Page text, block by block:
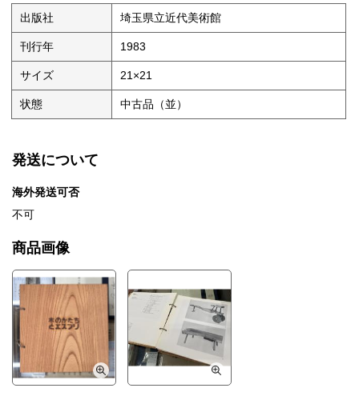
出版社 埼玉県立近代美術館
刊行年 1983
サイズ 21×21
状態 中古品（並）
発送について
海外発送可否
不可
商品画像